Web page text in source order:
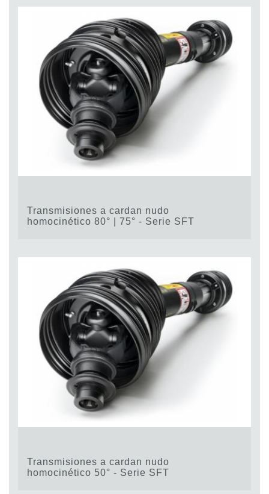
Transmisiones a cardan nudo
homocinético 80° | 75° - Serie SFT
Transmisiones a cardan nudo
homocinético 50° - Serie SFT